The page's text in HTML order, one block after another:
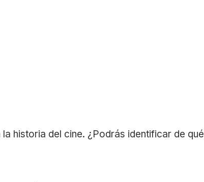
historia del cine. ¿Podrás identificar de qué